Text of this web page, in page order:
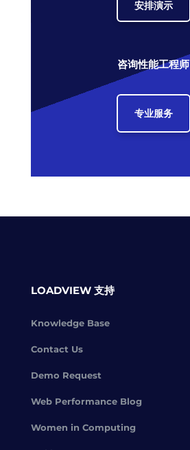
安排演示
咨询性能工程师
专业服务
LOADVIEW 支持
Knowledge Base
Contact Us
Demo Request
Web Performance Blog
Women in Computing